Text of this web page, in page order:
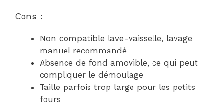
Cons :
Non compatible lave-vaisselle, lavage
manuel recommandé
Absence de fond amovible, ce qui peut
compliquer le démoulage
Taille parfois trop large pour les petits
fours